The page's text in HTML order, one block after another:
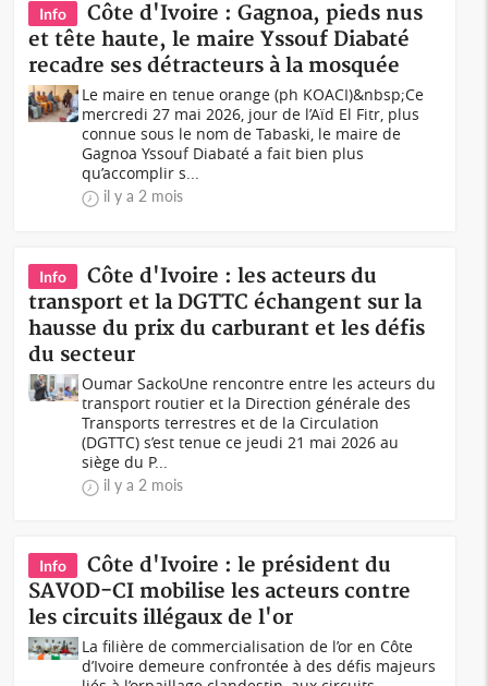
Info
Côte d'Ivoire : Gagnoa, pieds nus
et tête haute, le maire Yssouf Diabaté
recadre ses détracteurs à la mosquée
Le maire en tenue orange (ph KOACI)&nbsp;Ce
mercredi 27 mai 2026, jour de l’Aïd El Fitr, plus
connue sous le nom de Tabaski, le maire de
Gagnoa Yssouf Diabaté a fait bien plus
qu’accomplir s...
il y a 2 mois
Info
Côte d'Ivoire : les acteurs du
transport et la DGTTC échangent sur la
hausse du prix du carburant et les défis
du secteur
Oumar SackoUne rencontre entre les acteurs du
transport routier et la Direction générale des
Transports terrestres et de la Circulation
(DGTTC) s’est tenue ce jeudi 21 mai 2026 au
siège du P...
il y a 2 mois
Info
Côte d'Ivoire : le président du
SAVOD-CI mobilise les acteurs contre
les circuits illégaux de l'or
La filière de commercialisation de l’or en Côte
d’Ivoire demeure confrontée à des défis majeurs